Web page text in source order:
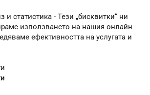
и статистика - Тези „бисквитки“ ни
използването на нашия онлайн
ефективността на услугата и